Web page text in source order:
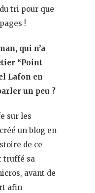
tri pour que
!
qui n’a
“Point
Lafon en
un peu ?
sur les
un blog en
de ce
truffé sa
avant de
afin